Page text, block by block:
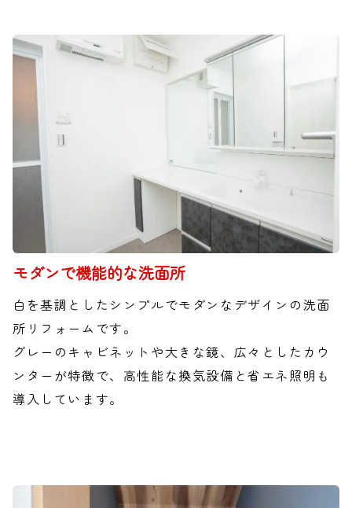
モダンで機能的な洗面所
白を基調としたシンプルでモダンなデザインの洗面
所リフォームです。
グレーのキャビネットや大きな鏡、広々としたカウ
ンターが特徴で、高性能な換気設備と省エネ照明も
導入しています。